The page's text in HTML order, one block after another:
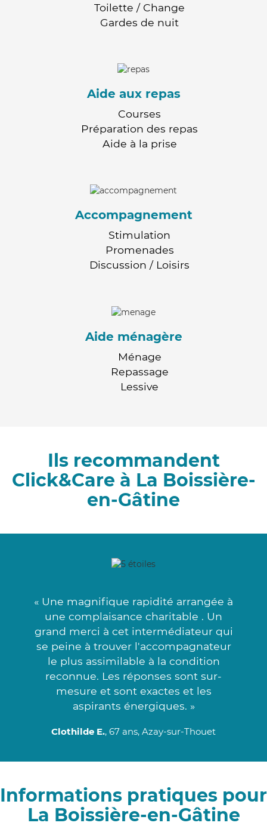
Toilette / Change
Gardes de nuit
Aide aux repas
Courses
Préparation des repas
Aide à la prise
Accompagnement
Stimulation
Promenades
Discussion / Loisirs
Aide ménagère
Ménage
Repassage
Lessive
Ils recommandent
Click&Care à La Boissière-
en-Gâtine
« Une magnifique rapidité arrangée à
une complaisance charitable . Un
grand merci à cet intermédiateur qui
se peine à trouver l'accompagnateur
le plus assimilable à la condition
reconnue. Les réponses sont sur-
mesure et sont exactes et les
aspirants énergiques. »
Clothilde E., 67 ans, Azay-sur-Thouet
Informations pratiques pour
La Boissière-en-Gâtine